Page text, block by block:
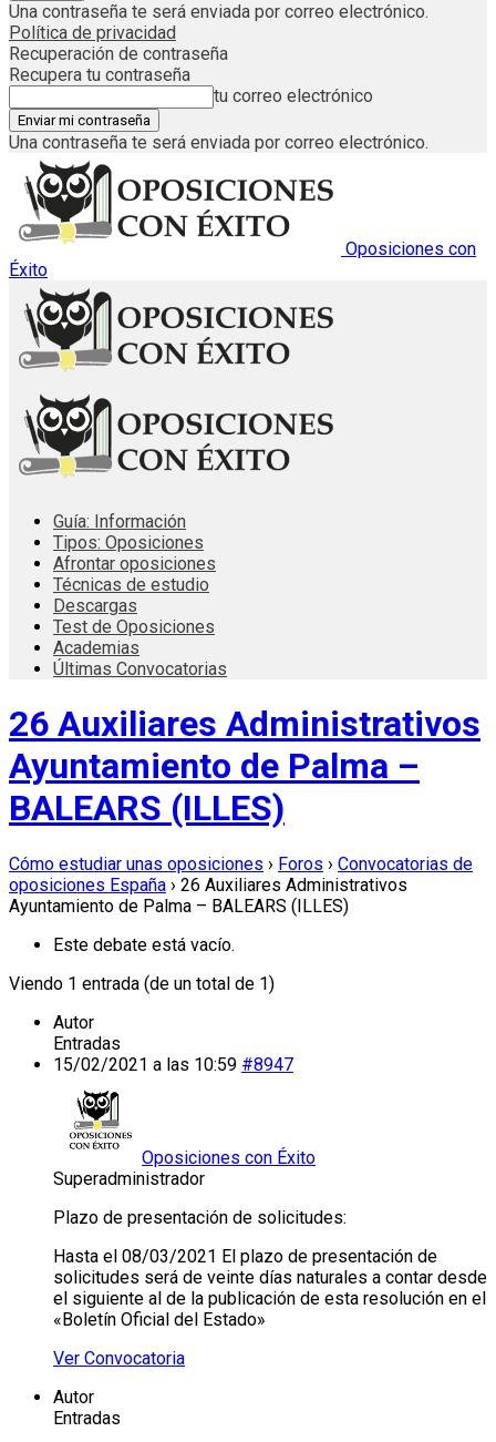
Una contraseña te será enviada por correo electrónico.
Política de privacidad
Recuperación de contraseña
Recupera tu contraseña
tu correo electrónico
Una contraseña te será enviada por correo electrónico.
Oposiciones con
Éxito
Guía: Información
Tipos: Oposiciones
Afrontar oposiciones
Técnicas de estudio
Descargas
Test de Oposiciones
Academias
Últimas Convocatorias
26 Auxiliares Administrativos
Ayuntamiento de Palma –
BALEARS (ILLES)
Cómo estudiar unas oposiciones › Foros › Convocatorias de
oposiciones España › 26 Auxiliares Administrativos
Ayuntamiento de Palma – BALEARS (ILLES)
Este debate está vacío.
Viendo 1 entrada (de un total de 1)
Autor
Entradas
15/02/2021 a las 10:59 #8947
Oposiciones con Éxito
Superadministrador
Plazo de presentación de solicitudes:
Hasta el 08/03/2021 El plazo de presentación de
solicitudes será de veinte días naturales a contar desde
el siguiente al de la publicación de esta resolución en el
«Boletín Oficial del Estado»
Ver Convocatoria
Autor
Entradas